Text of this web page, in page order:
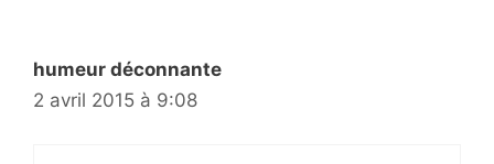
humeur déconnante
2 avril 2015 à 9:08